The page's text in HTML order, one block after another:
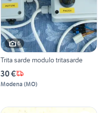
6
Trita sarde modulo tritasarde
30 €
Modena (MO)